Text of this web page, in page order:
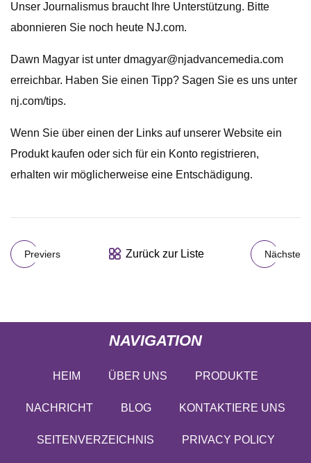
Unser Journalismus braucht Ihre Unterstützung. Bitte
abonnieren Sie noch heute NJ.com.
Dawn Magyar ist unter dmagyar@njadvancemedia.com
erreichbar. Haben Sie einen Tipp? Sagen Sie es uns unter
nj.com/tips.
Wenn Sie über einen der Links auf unserer Website ein
Produkt kaufen oder sich für ein Konto registrieren,
erhalten wir möglicherweise eine Entschädigung.
Previers Zurück zur Liste Nächste
NAVIGATION
HEIM ÜBER UNS PRODUKTE
NACHRICHT BLOG KONTAKTIERE UNS
SEITENVERZEICHNIS PRIVACY POLICY